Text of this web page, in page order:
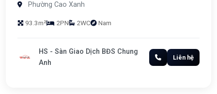
Phường Cao Xanh
93.3m² 2PN 2WC Nam
HS - Sàn Giao Dịch BĐS Chung
Anh
Liên hệ